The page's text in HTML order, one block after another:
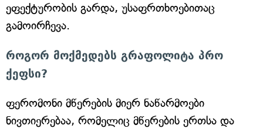
ეფექტურობის გარდა, უსაფრთხოებითაც
გამოირჩევა.
როგორ მოქმედებს გრაფოლიტა პრო
ქეფსი?
ფერომონი მწერების მიერ ნაწარმოები
ნივთიერებაა, რომელიც მწერების ერთსა და